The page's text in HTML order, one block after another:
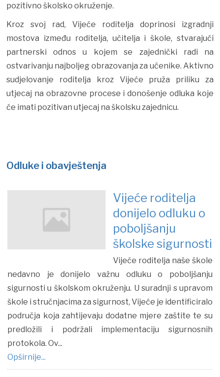
pozitivno školsko okruženje.
Kroz svoj rad, Vijeće roditelja doprinosi izgradnji
mostova između roditelja, učitelja i škole, stvarajući
partnerski odnos u kojem se zajednički radi na
ostvarivanju najboljeg obrazovanja za učenike. Aktivno
sudjelovanje roditelja kroz Vijeće pruža priliku za
utjecaj na obrazovne procese i donošenje odluka koje
će imati pozitivan utjecaj na školsku zajednicu.
Odluke i obavještenja
Vijeće roditelja
donijelo odluku o
poboljšanju
školske sigurnosti
Vijeće roditelja naše škole
nedavno je donijelo važnu odluku o poboljšanju
sigurnosti u školskom okruženju. U suradnji s upravom
škole i stručnjacima za sigurnost, Vijeće je identificiralo
područja koja zahtijevaju dodatne mjere zaštite te su
predložili i podržali implementaciju sigurnosnih
protokola. Ov...
Opširnije...